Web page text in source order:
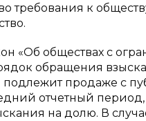
требования к
«Об обществах с
обращения
подлежит продаже с
отчетный
на долю. В